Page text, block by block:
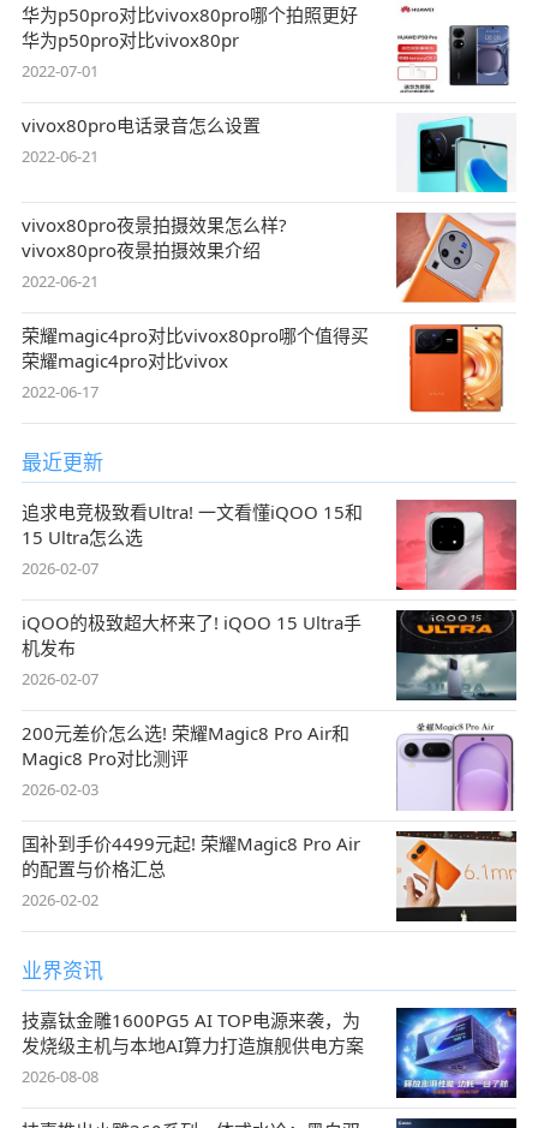
华为p50pro对比vivox80pro哪个拍照更好
华为p50pro对比vivox80pr
2022-07-01
vivox80pro电话录音怎么设置
2022-06-21
vivox80pro夜景拍摄效果怎么样?
vivox80pro夜景拍摄效果介绍
2022-06-21
荣耀magic4pro对比vivox80pro哪个值得买
荣耀magic4pro对比vivox
2022-06-17
最近更新
追求电竞极致看Ultra! 一文看懂iQOO 15和
15 Ultra怎么选
2026-02-07
iQOO的极致超大杯来了! iQOO 15 Ultra手
机发布
2026-02-07
200元差价怎么选! 荣耀Magic8 Pro Air和
Magic8 Pro对比测评
2026-02-03
国补到手价4499元起! 荣耀Magic8 Pro Air
的配置与价格汇总
2026-02-02
业界资讯
技嘉钛金雕1600PG5 AI TOP电源来袭，为
发烧级主机与本地AI算力打造旗舰供电方案
2026-08-08